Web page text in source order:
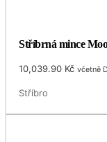
Stříbrná mince
10,039.90 Kč včetně
Stříbro